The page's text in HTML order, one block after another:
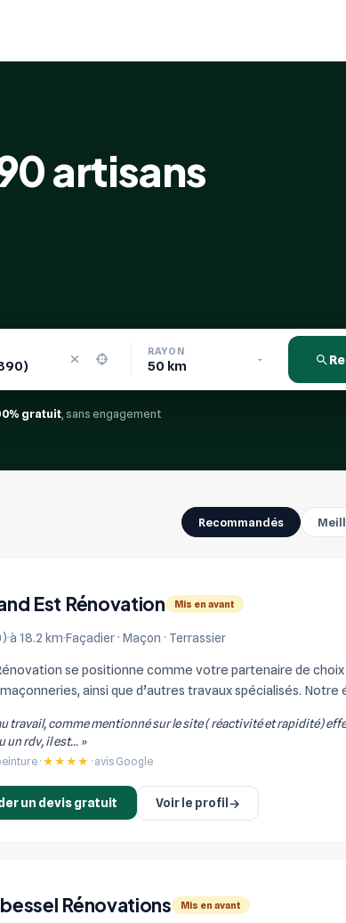
artisans
RAYON
gratuit , sans engagement
Recommandés
Est Rénovation Mis en avant
à 18.2 km Façadier · Maçon · Terrassier
se positionne comme votre partenaire de
ainsi que d’autres travaux spécialisés. Notre
travail, comme mentionné sur le site ( réactivité et rapidité)
un rdv, il est... »
· ★★★★ · avis Google
un devis gratuit Voir le profil →
Rénovations Mis en avant